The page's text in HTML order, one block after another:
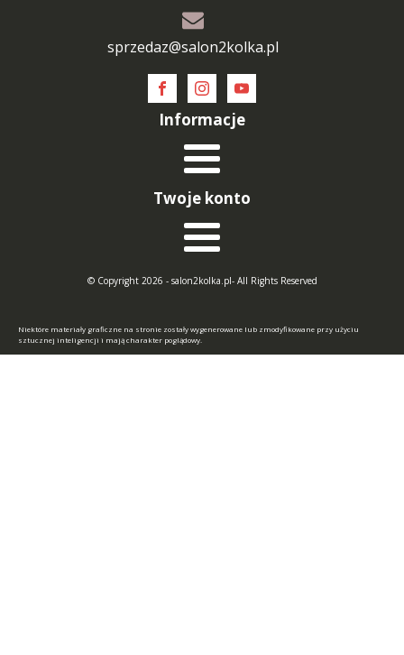
sprzedaz@salon2kolka.pl
Informacje
Twoje konto
© Copyright 2026 - salon2kolka.pl- All Rights Reserved
Niektóre materiały graficzne na stronie zostały wygenerowane lub zmodyfikowane przy użyciu
sztucznej inteligencji i mają charakter poglądowy.